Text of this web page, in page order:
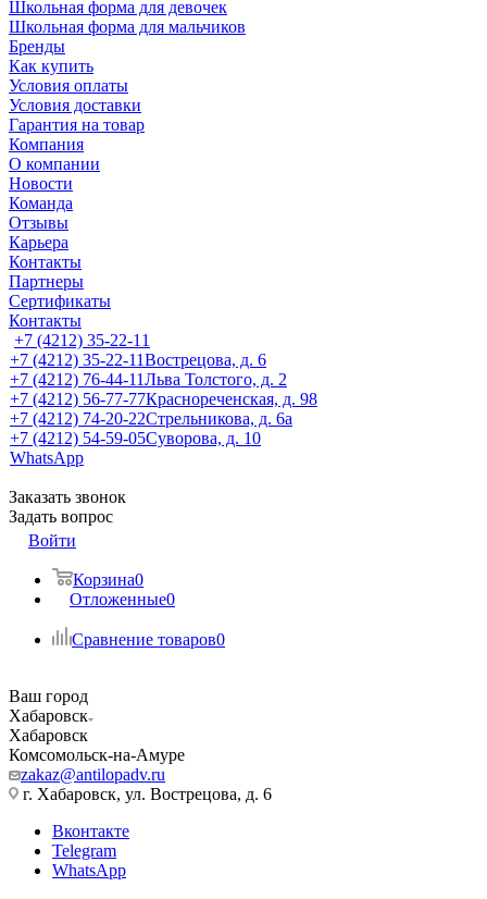
Школьная форма для девочек
Школьная форма для мальчиков
Бренды
Как купить
Условия оплаты
Условия доставки
Гарантия на товар
Компания
О компании
Новости
Команда
Отзывы
Карьера
Контакты
Партнеры
Сертификаты
Контакты
+7 (4212) 35-22-11
+7 (4212) 35-22-11Вострецова, д. 6
+7 (4212) 76-44-11Льва Толстого, д. 2
+7 (4212) 56-77-77Краснореченская, д. 98
+7 (4212) 74-20-22Стрельникова, д. 6а
+7 (4212) 54-59-05Суворова, д. 10
WhatsApp
Заказать звонок
Задать вопрос
Войти
Корзина0
Отложенные0
Сравнение товаров0
Ваш город
Хабаровск
Хабаровск
Комсомольск-на-Амуре
zakaz@antilopadv.ru
г. Хабаровск, ул. Вострецова, д. 6
Вконтакте
Telegram
WhatsApp